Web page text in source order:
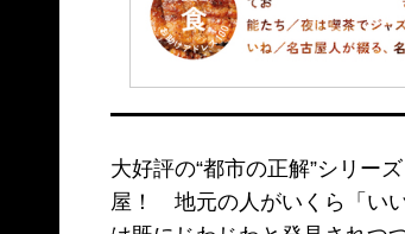
大好評の“都市の正解”シリー
屋！ 地元の人がいくら「い